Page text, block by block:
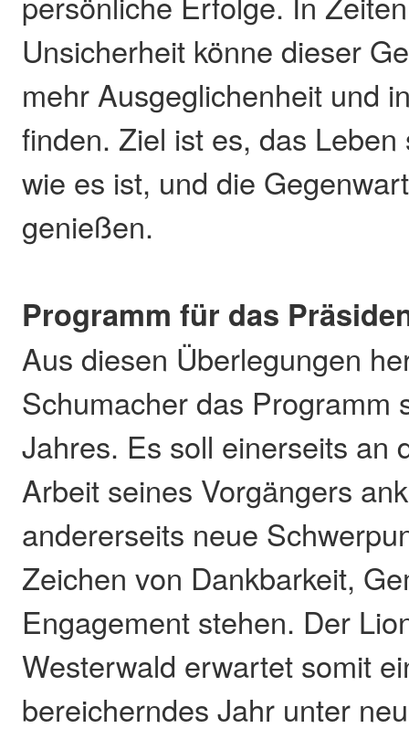
Unsicherheit könne dieser
mehr Ausgeglichenheit und
finden. Ziel ist es, das
wie es ist, und die
genießen.
Programm für das
Aus diesen Überlegungen
Schumacher das Programm
Jahres. Es soll einerseits an
Arbeit seines Vorgängers
andererseits neue
Zeichen von Dankbarkeit,
Engagement stehen. Der
Westerwald erwartet somit
bereicherndes Jahr unter